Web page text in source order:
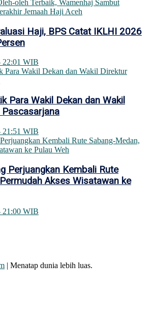
Haji, BPS Catat IKLHI 2026
22:01 WIB
Para Wakil Dekan dan Wakil
Pascasarjana
21:51 WIB
Perjuangkan Kembali Rute
Akses Wisatawan ke
21:00 WIB
| Menatap dunia lebih luas.